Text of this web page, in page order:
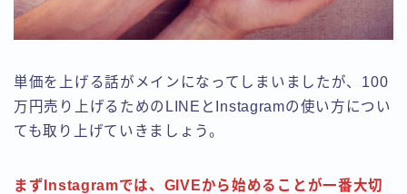
単価を上げる話がメインになってしまいましたが、100
万円売り上げるためのLINEとInstagramの使い方につい
ても取り上げていきましょう。
まずInstagramでは、GIVEから始めることが一番大切